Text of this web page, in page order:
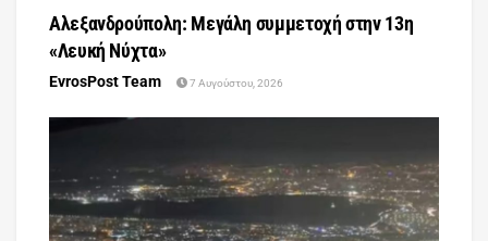
Αλεξανδρούπολη: Μεγάλη συμμετοχή στην 13η
«Λευκή Νύχτα»
EvrosPost Team 7 Αυγούστου, 2026